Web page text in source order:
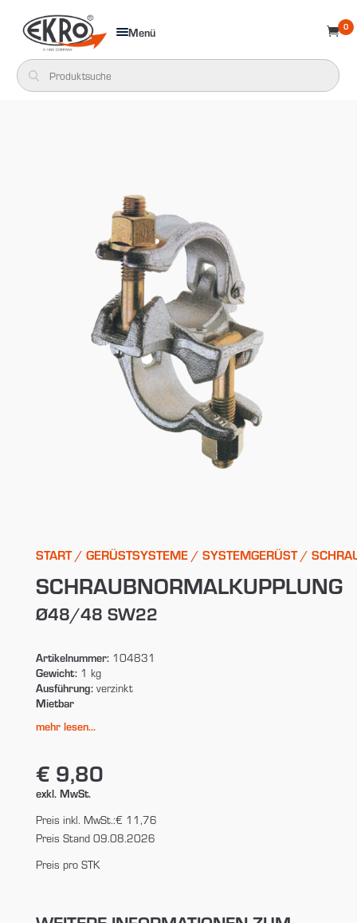
Menü  0
START/ GERÜSTSYSTEME/ SYSTEMGERÜST/
SCHRAUBNORMALKUPPLUNG
Ø48/48 SW22
Artikelnummer:104831
Gewicht:1 kg
Ausführung:verzinkt
Mietbar
mehr lesen...
€ 9,80
exkl. MwSt.
Preis inkl. MwSt.:€ 11,76
Preis Stand 09.08.2026
Preis pro STK